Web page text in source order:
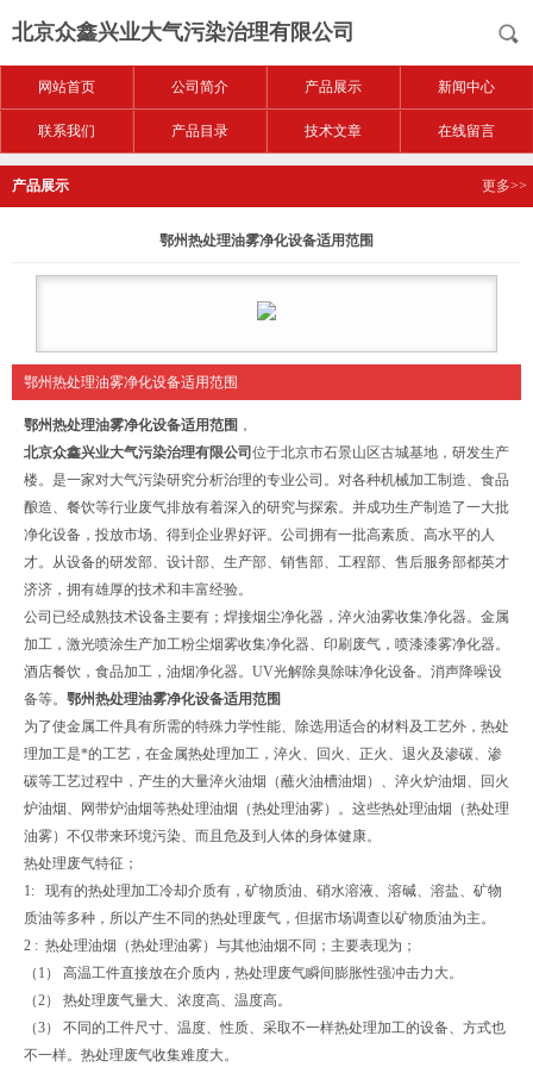
北京众鑫兴业大气污染治理有限公司
网站首页 公司简介 产品展示 新闻中心
联系我们 产品目录 技术文章 在线留言
产品展示 更多>>
鄂州热处理油雾净化设备适用范围
鄂州热处理油雾净化设备适用范围
鄂州热处理油雾净化设备适用范围 ，
北京众鑫兴业大气污染治理有限公司位于北京市石景山区古城基地，研发生产
楼。是一家对大气污染研究分析治理的专业公司。对各种机械加工制造、食品
酿造、餐饮等行业废气排放有着深入的研究与探索。并成功生产制造了一大批
净化设备，投放市场、得到企业界好评。公司拥有一批高素质、高水平的人
才。从设备的研发部、设计部、生产部、销售部、工程部、售后服务部都英才
济济，拥有雄厚的技术和丰富经验。
公司已经成熟技术设备主要有；焊接烟尘净化器，淬火油雾收集净化器。金属
加工，激光喷涂生产加工粉尘烟雾收集净化器、印刷废气，喷漆漆雾净化器。
酒店餐饮，食品加工，油烟净化器。UV光解除臭除味净化设备。消声降噪设
备等。 鄂州热处理油雾净化设备适用范围
为了使金属工件具有所需的特殊力学性能、除选用适合的材料及工艺外，热处
理加工是*的工艺，在金属热处理加工，淬火、回火、正火、退火及渗碳、渗
碳等工艺过程中，产生的大量淬火油烟（蘸火油槽油烟）、淬火炉油烟、回火
炉油烟、网带炉油烟等热处理油烟（热处理油雾）。这些热处理油烟（热处理
油雾）不仅带来环境污染、而且危及到人体的身体健康。
热处理废气特征；
1: 现有的热处理加工冷却介质有，矿物质油、硝水溶液、溶碱、溶盐、矿物
质油等多种，所以产生不同的热处理废气，但据市场调查以矿物质油为主。
2 : 热处理油烟（热处理油雾）与其他油烟不同；主要表现为；
（1） 高温工件直接放在介质内，热处理废气瞬间膨胀性强冲击力大。
（2） 热处理废气量大、浓度高、温度高。
（3） 不同的工件尺寸、温度、性质、采取不一样热处理加工的设备、方式也
不一样。热处理废气收集难度大。